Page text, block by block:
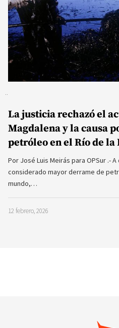
La justicia rechazó el
Magdalena y la causa
petróleo en el Río de
Por José Luis Meirás para OPSur .-
considerado mayor derrame de
mundo,…
12 febrero, 2026